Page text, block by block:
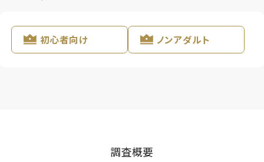
初心者向け ノンアダルト
調査概要